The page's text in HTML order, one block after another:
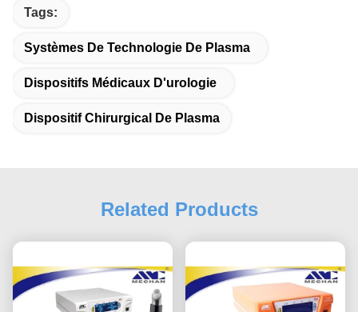
Tags:
Systèmes De Technologie De Plasma
Dispositifs Médicaux D'urologie
Dispositif Chirurgical De Plasma
Related Products